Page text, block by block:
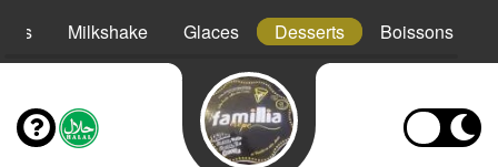
Milkshake Glaces Desserts Boissons